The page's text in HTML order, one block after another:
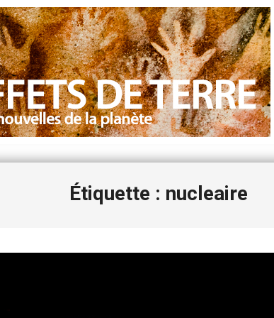
Étiquette : nucleaire